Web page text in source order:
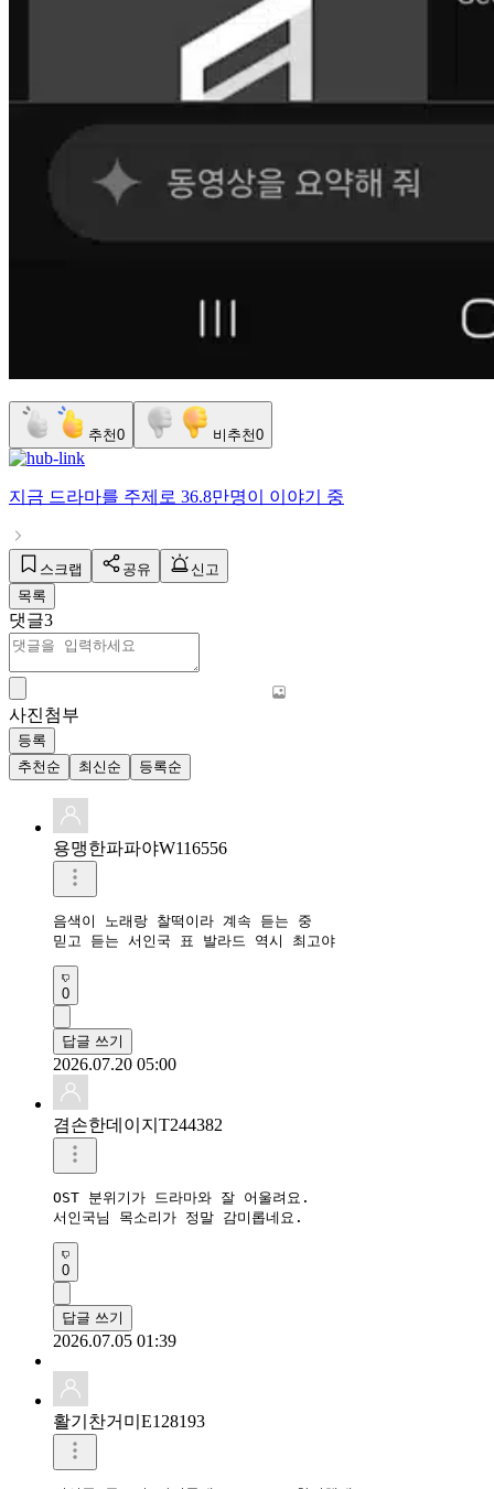
추천0 비추천0
지금 드라마를 주제로 36.8만명이 이야기 중
스크랩 공유
신고
목록
댓글3
사진첨부
등록
추천순
최신순 등록순
용맹한파파야W116556
음색이 노래랑 찰떡이라 계속 듣는 중
믿고 듣는 서인국 표 발라드 역시 최고야
0
답글 쓰기
2026.07.20 05:00
겸손한데이지T244382
OST 분위기가 드라마와 잘 어울려요.
0
답글 쓰기
2026.07.05 01:39
활기찬거미E128193